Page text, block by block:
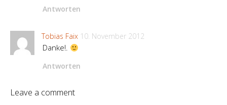
Antworten
Tobias Faix 10. November 2012
Danke!.
Antworten
Leave a comment